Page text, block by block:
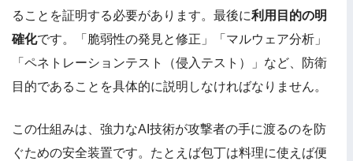
ることを証明する必要があります。最後に利用目的の明
確化です。「脆弱性の発見と修正」「マルウェア分析」
「ペネトレーションテスト（侵入テスト）」など、防衛
目的であることを具体的に説明しなければなりません。
この仕組みは、強力なAI技術が攻撃者の手に渡るのを防
ぐための安全装置です。たとえば包丁は料理に使えば便